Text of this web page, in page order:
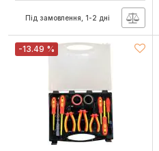
Під замовлення, 1-2 дні
-13.49 %